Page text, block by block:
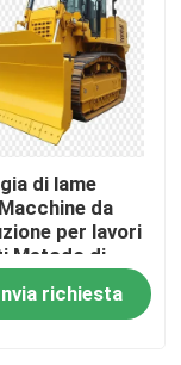
di lame
da
per lavori
Metodo di
idraulica
durevoli
su larga
richiesta